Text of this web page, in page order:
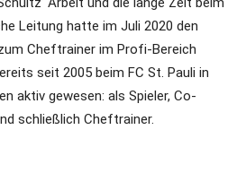
Leitung hatte im Juli 2020 den
Cheftrainer im Profi-Bereich
seit 2005 beim FC St. Pauli in
aktiv gewesen: als Spieler, Co-
schließlich Cheftrainer.